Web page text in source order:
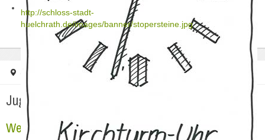
http://schloss-stadt-
huelchrath.de/images/banner/stopersteine.jpg
Startseite Jugendarbeit Weihnachtsfeier 2011
Jugendarbeit
Weihnachtsfeier 2011